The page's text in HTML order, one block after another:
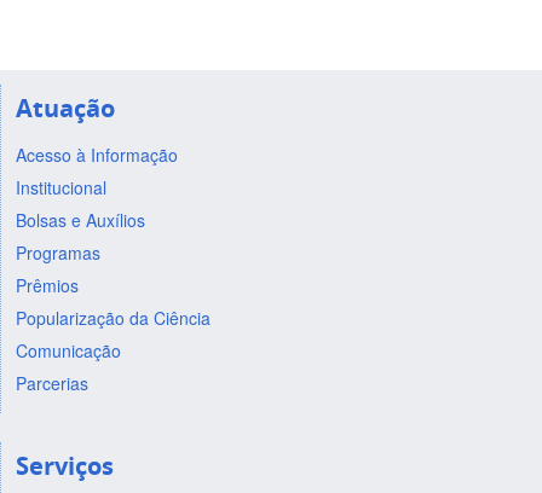
Atuação
Acesso à Informação
Institucional
Bolsas e Auxílios
Programas
Prêmios
Popularização da Ciência
Comunicação
Parcerias
Serviços